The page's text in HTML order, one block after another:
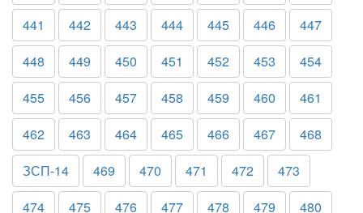
441 442 443 444 445 446
447
448
449 450 451 452 453
454
455
456 457 458 459 460
461
462
463 464 465 466 467
468
ЗСП-14
469 470 471 472
473
474
475 476 477 478 479
480